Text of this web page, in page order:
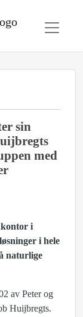
sin
med
i
i hele
naturlige
av Peter og
Huijbregts.